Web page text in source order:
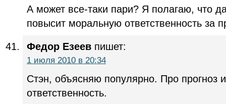
А может все-таки пари? Я полагаю, что
повысит моральную ответственность за
Федор Езеев пишет:
1 июля 2010 в 20:34
Стэн, объясняю популярно. Про прогноз
ответственность.